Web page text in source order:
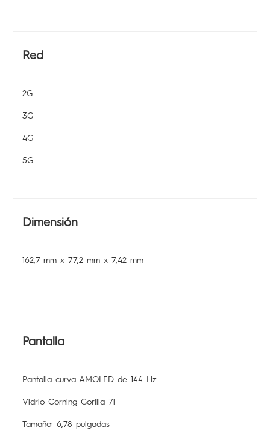
Red
2G
3G
4G
5G
Dimensión
162,7 mm x 77,2 mm x 7,42 mm
Pantalla
Pantalla curva AMOLED de 144 Hz
Vidrio Corning Gorilla 7i
Tamaño: 6,78 pulgadas